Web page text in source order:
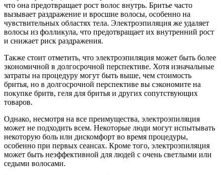
что она предотвращает рост волос внутрь. Бритье часто
вызывает раздражение и вросшие волосы, особенно на
чувствительных областях тела. Электроэпиляция же удаляет
волосы из фолликула, что предотвращает их внутренний рост
и снижает риск раздражения.
Также стоит отметить, что электроэпиляция может быть более
экономичной в долгосрочной перспективе. Хотя изначальные
затраты на процедуру могут быть выше, чем стоимость
бритья, но в долгосрочной перспективе вы сэкономите на
покупке бритв, геля для бритья и других сопутствующих
товаров.
Однако, несмотря на все преимущества, электроэпиляция
может не подходить всем. Некоторые люди могут испытывать
некоторую боль или дискомфорт во время процедуры,
особенно при первых сеансах. Кроме того, электроэпиляция
может быть неэффективной для людей с очень светлыми или
седыми волосами.